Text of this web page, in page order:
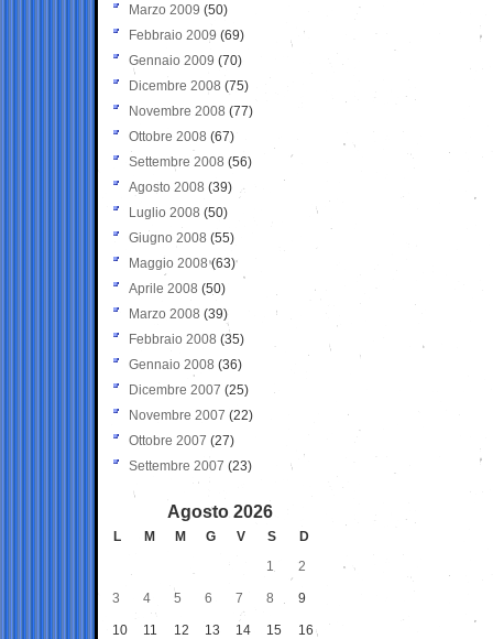
Marzo 2009 (50)
Febbraio 2009 (69)
Gennaio 2009 (70)
Dicembre 2008 (75)
Novembre 2008 (77)
Ottobre 2008 (67)
Settembre 2008 (56)
Agosto 2008 (39)
Luglio 2008 (50)
Giugno 2008 (55)
Maggio 2008(63)
Aprile 2008 (50)
Marzo 2008 (39)
Febbraio 2008 (35)
Gennaio 2008 (36)
Dicembre 2007 (25)
Novembre 2007 (22)
Ottobre 2007 (27)
Settembre 2007 (23)
Agosto 2026
L M M G V S
D
1
2
3 4 5 6 7 8 9
10 11 12 13 14 15 16